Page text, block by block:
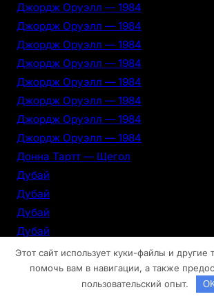
Джордж Оруэлл — 1984
Джордж Оруэлл — 1984
Джордж Оруэлл — 1984
Джордж Оруэлл — 1984
Джордж Оруэлл — 1984
Джордж Оруэлл — 1984
Джордж Оруэлл — 1984
Джордж Оруэлл — 1984
Донна Тартт — Щегол
Дубай
Дубай
Дубай
Дубай
Дубай
Дубай
Этот сайт использует куки-файлы и другие
помочь вам в навигации, а также
пользовательский опыт.